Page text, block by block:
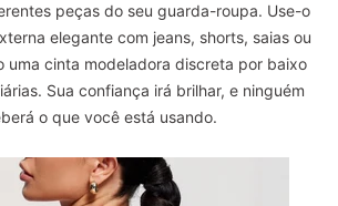
peças do seu guarda-roupa. Use-o
elegante com jeans, shorts, saias ou
uma cinta modeladora discreta por baixo
Sua confiança irá brilhar, e ninguém
o que você está usando.